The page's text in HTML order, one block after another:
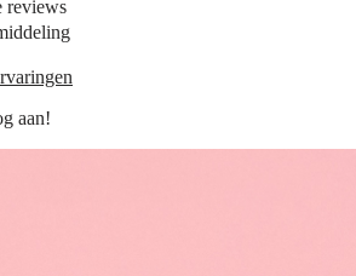
reviews
aan!